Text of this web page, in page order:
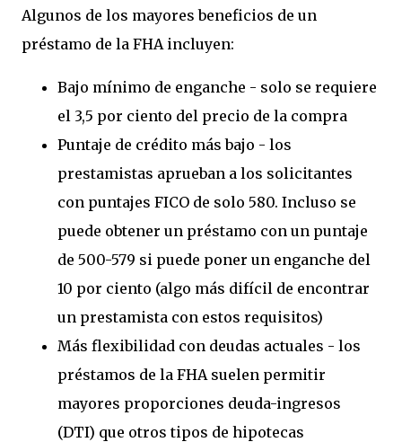
Algunos de los mayores beneficios de un
préstamo de la FHA incluyen:
Bajo mínimo de enganche - solo se requiere
el 3,5 por ciento del precio de la compra
Puntaje de crédito más bajo - los
prestamistas aprueban a los solicitantes
con puntajes FICO de solo 580. Incluso se
puede obtener un préstamo con un puntaje
de 500-579 si puede poner un enganche del
10 por ciento (algo más difícil de encontrar
un prestamista con estos requisitos)
Más flexibilidad con deudas actuales - los
préstamos de la FHA suelen permitir
mayores proporciones deuda-ingresos
(DTI) que otros tipos de hipotecas